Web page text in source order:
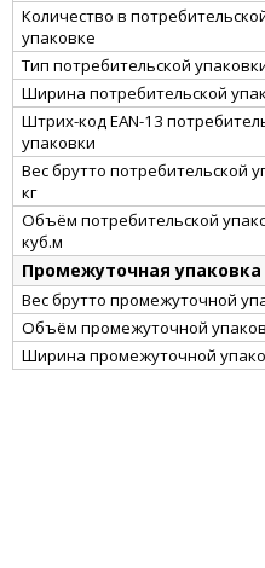
Количество в
упаковке
Тип потребительской
Ширина потребительской
Штрих-код EAN-13
упаковки
Вес брутто потребительской
кг
Объём потребительской
куб.м
Промежуточная упаковка
Вес брутто промежуточной
Объём промежуточной
Ширина промежуточной